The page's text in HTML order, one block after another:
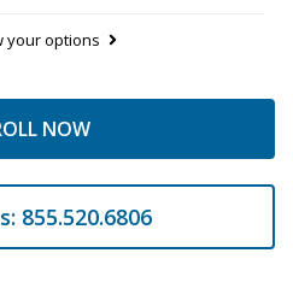
your options
NOW
855.520.6806